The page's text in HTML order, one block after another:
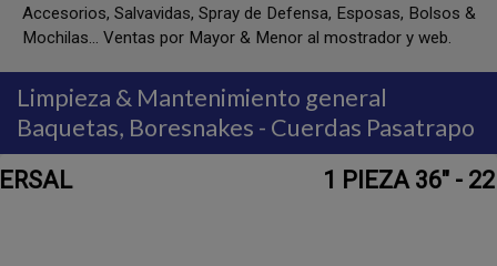
Accesorios, Salvavidas, Spray de Defensa, Esposas, Bolsos &
Mochilas... Ventas por Mayor & Menor al mostrador y web.
Limpieza & Mantenimiento general
Baquetas, Boresnakes - Cuerdas Pasatrapo
1 PIEZA 36″ - 22 -.284 Cal